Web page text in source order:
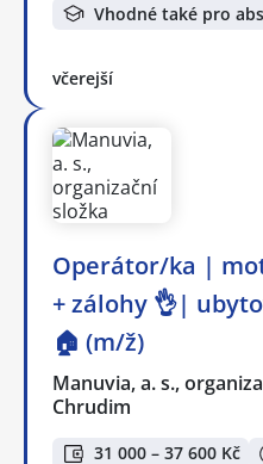
Vhodné také pro
včerejší
Operátor/ka |
+ zálohy 👌|
🏠 (m/ž)
Manuvia, a. s.,
Chrudim
31 000 – 37 600 Kč